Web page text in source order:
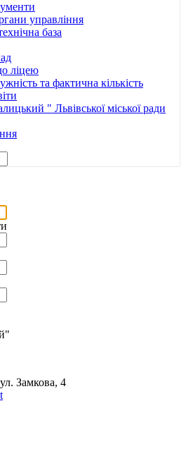
управління
база
ліцею
та фактична кількість
" Львівської міської ради
Замкова, 4